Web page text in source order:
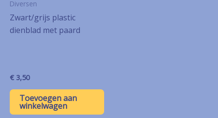
Diversen
Zwart/grijs plastic
dienblad met paard
€ 3,50
Toevoegen aan
winkelwagen